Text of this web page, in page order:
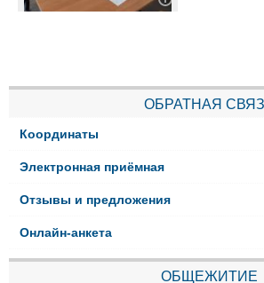
ОБРАТНАЯ
Координаты
Электронная приёмная
Отзывы и предложения
Онлайн-анкета
ОБЩЕЖИТИЕ